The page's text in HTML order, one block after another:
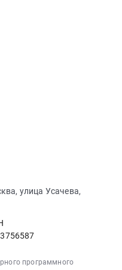
улица Усачева,
программного